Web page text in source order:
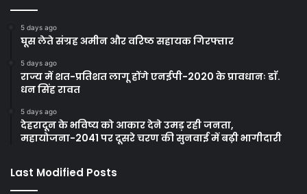
5 days ago
घूस लेते संग्रह अमीन और वरिष्ठ सहायक गिरफ्तार
5 days ago
राज्य में शत-प्रतिशत लागू होंगे एनईपी-2020 के प्रावधानः डाॅ.
धन सिंह रावत
5 days ago
देहरादून के भविष्य को आकार देने उमड़ रही जनता,
महायोजना-2041 पर दूसरे चरण की सुनवाई में बढ़ी भागीदारी
Last Modified Posts